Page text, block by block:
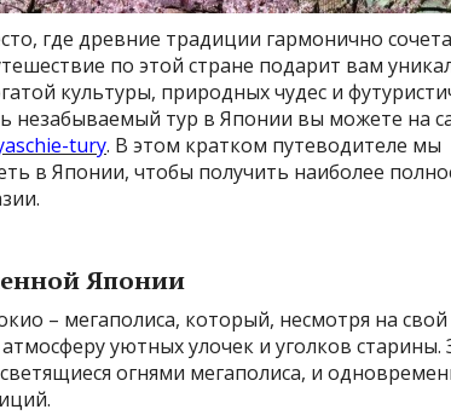
где древние традиции гармонично
по этой стране подарит вам
культуры, природных чудес и
незабываемый тур в Японии вы можете на
tury. В этом кратком путеводителе мы
в Японии, чтобы получить наиболее
Японии
– мегаполиса, который, несмотря на свой
уютных улочек и уголков старины.
огнями мегаполиса, и